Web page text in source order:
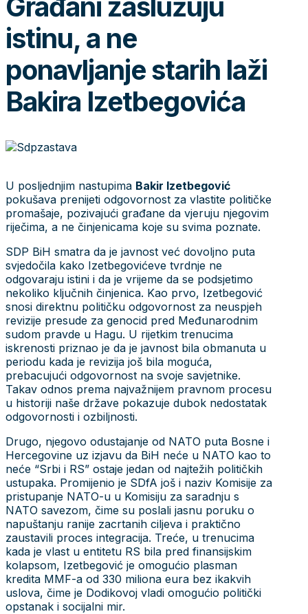
Građani zaslužuju
istinu, a ne
ponavljanje starih laži
Bakira Izetbegovića
U posljednjim nastupima Bakir Izetbegović
pokušava prenijeti odgovornost za vlastite političke
promašaje, pozivajući građane da vjeruju njegovim
riječima, a ne činjenicama koje su svima poznate.
SDP BiH smatra da je javnost već dovoljno puta
svjedočila kako Izetbegovićeve tvrdnje ne
odgovaraju istini i da je vrijeme da se podsjetimo
nekoliko ključnih činjenica. Kao prvo, Izetbegović
snosi direktnu političku odgovornost za neuspjeh
revizije presude za genocid pred Međunarodnim
sudom pravde u Hagu. U rijetkim trenucima
iskrenosti priznao je da je javnost bila obmanuta u
periodu kada je revizija još bila moguća,
prebacujući odgovornost na svoje savjetnike.
Takav odnos prema najvažnijem pravnom procesu
u historiji naše države pokazuje dubok nedostatak
odgovornosti i ozbiljnosti.
Drugo, njegovo odustajanje od NATO puta Bosne i
Hercegovine uz izjavu da BiH neće u NATO kao to
neće “Srbi i RS” ostaje jedan od najtežih političkih
ustupaka. Promijenio je SDfA još i naziv Komisije za
pristupanje NATO-u u Komisiju za saradnju s
NATO savezom, čime su poslali jasnu poruku o
napuštanju ranije zacrtanih ciljeva i praktično
zaustavili proces integracija. Treće, u trenucima
kada je vlast u entitetu RS bila pred finansijskim
kolapsom, Izetbegović je omogućio plasman
kredita MMF-a od 330 miliona eura bez ikakvih
uslova, čime je Dodikovoj vladi omogućio politički
opstanak i socijalni mir.